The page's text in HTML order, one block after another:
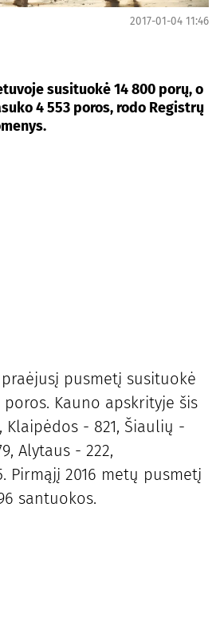
2017-01-04 11:46
susituokė 14 800 porų, o
4 553 poros, rodo Registrų
pusmetį susituokė
Kauno apskrityje šis
Klaipėdos - 821, Šiaulių -
Alytaus - 222,
Pirmąjį 2016 metų pusmetį
santuokos.